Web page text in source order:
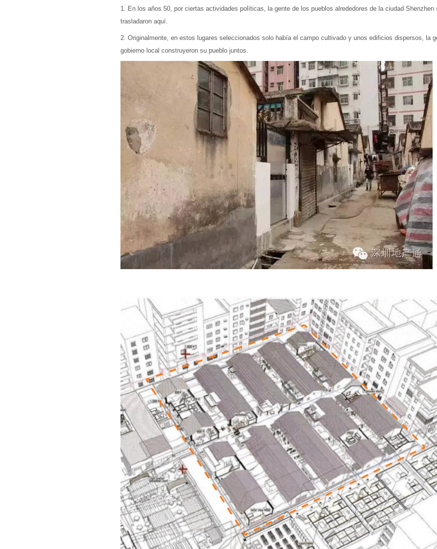
1. En los años 50, por ciertas actividades políticas, la gente de los pueblos alrededores de la ciudad Shenzhen
trasladaron aquí.
2. Originalmente, en estos lugares seleccionados solo había el campo cultivado y unos edificios dispersos, la
gobierno local construyeron su pueblo juntos.